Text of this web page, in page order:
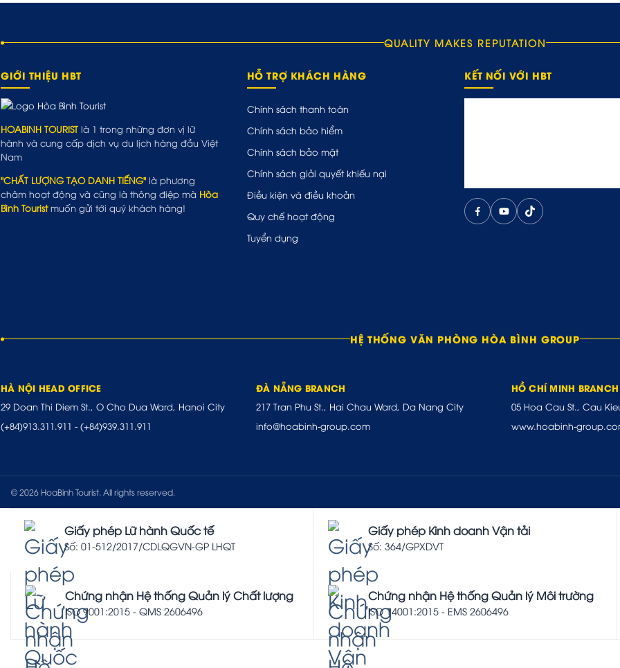
QUALITY MAKES REPUTATION
GIỚI THIỆU HBT
HOABINH TOURIST là 1 trong những đơn vị lữ
hành và cung cấp dịch vụ du lịch hàng đầu Việt
Nam
"CHẤT LƯỢNG TẠO DANH TIẾNG" là phương
châm hoạt động và cũng là thông điệp mà Hòa
Bình Touristmuốn gửi tới quý khách hàng!
HỖ TRỢ KHÁCH HÀNG
Chính sách thanh toán
Chính sách bảo hiểm
Chính sách bảo mật
Chính sách giải quyết khiếu nại
Điều kiện và điều khoản
Quy chế hoạt động
Tuyển dụng
KẾT NỐI VỚI HBT
HỆ THỐNG VĂN PHÒNG HÒA BÌNH GROUP
HÀ NỘI HEAD OFFICE
29 Doan Thi Diem St., O Cho Dua Ward, Hanoi City
(+84)913.311.911 - (+84)939.311.911
ĐÀ NẴNG BRANCH
217 Tran Phu St., Hai Chau Ward, Da Nang City
info@hoabinh-group.com
HỒ CHÍ MINH BRANCH
05 Hoa Cau St., Cau
www.hoabinh-
© 2026 HoaBinh Tourist. All rights reserved.
Giấy phép Lữ hành Quốc tế
Số: 01-512/2017/CDLQGVN-GP LHQT
Giấy phép Kinh doanh Vận tải
Số: 364/GPXDVT
Chứng nhận Hệ thống Quản lý Chất lượng
ISO 9001:2015 - QMS 2606496
Chứng nhận Hệ thống Quản lý Môi trường
ISO 14001:2015 - EMS 2606496